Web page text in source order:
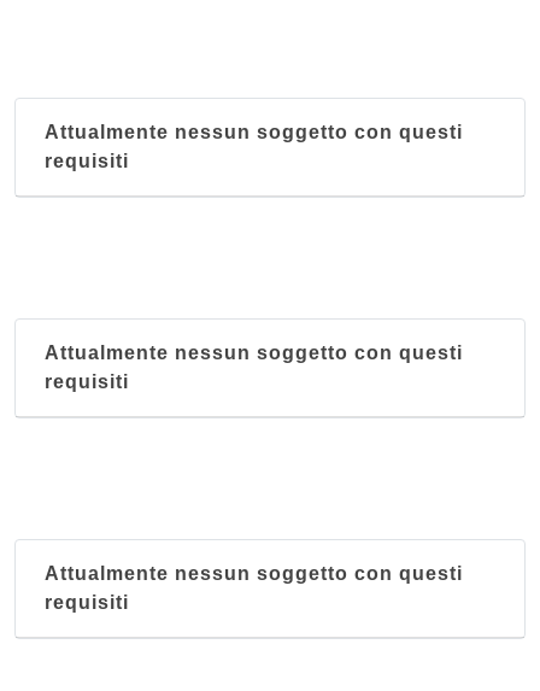
Attualmente nessun soggetto con questi
requisiti
Attualmente nessun soggetto con questi
requisiti
Attualmente nessun soggetto con questi
requisiti